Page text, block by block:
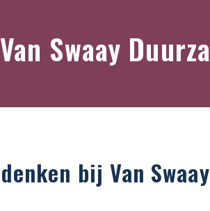
Van Swaay
bij Van